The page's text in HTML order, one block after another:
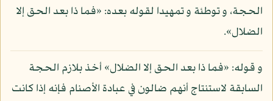
الحجة، و توطئة و تمهيدا لقوله بعده: «فما ذا بعد الحق إلا
الضلال».
و قوله: «فما ذا بعد الحق إلا الضلال» أخذ بلازم الحجة
السابقة لاستنتاج أنهم ضالون في عبادة الأصنام فإنه إذا كانت